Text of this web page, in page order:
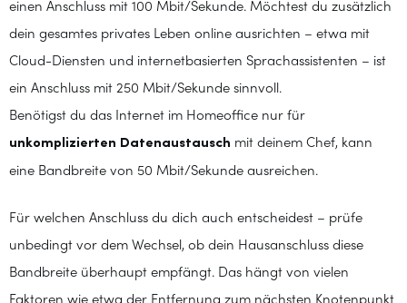
einen Anschluss mit 100 Mbit/Sekunde. Möchtest du zusätzlich
dein gesamtes privates Leben online ausrichten – etwa mit
Cloud-Diensten und internetbasierten Sprachassistenten – ist
ein Anschluss mit 250 Mbit/Sekunde sinnvoll.
Benötigst du das Internet im Homeoffice nur für
unkomplizierten Datenaustausch mit deinem Chef, kann
eine Bandbreite von 50 Mbit/Sekunde ausreichen.
Für welchen Anschluss du dich auch entscheidest – prüfe
unbedingt vor dem Wechsel, ob dein Hausanschluss diese
Bandbreite überhaupt empfängt. Das hängt von vielen